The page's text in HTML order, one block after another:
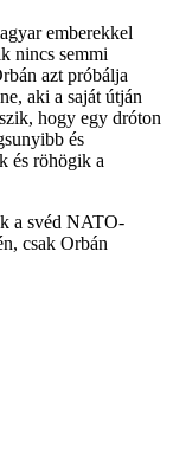
emberekkel
nincs semmi
azt próbálja
aki a saját útján
hogy egy dróton
és
és röhögik a
a svéd NATO-
csak Orbán